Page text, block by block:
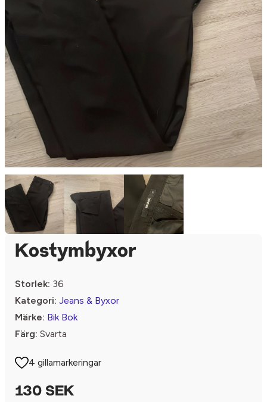
Kostymbyxor
Storlek: 36
Kategori: Jeans & Byxor
Märke: Bik Bok
Färg: Svarta
4 gillamarkeringar
130 SEK